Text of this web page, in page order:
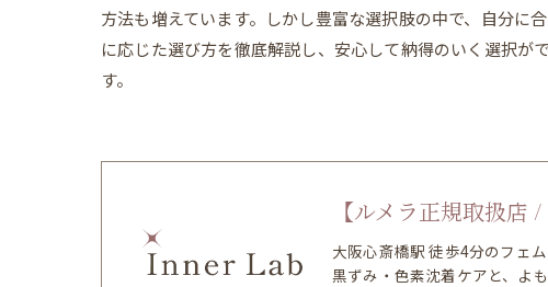
方法も増えています。しかし豊富な選択肢の中で、自分に
に応じた選び方を徹底解説し、安心して納得のいく選択
す。
【ルメラ正規取扱
大阪心斎橋駅 徒歩4分のフェ
黒ずみ・色素沈着ケアと、よ